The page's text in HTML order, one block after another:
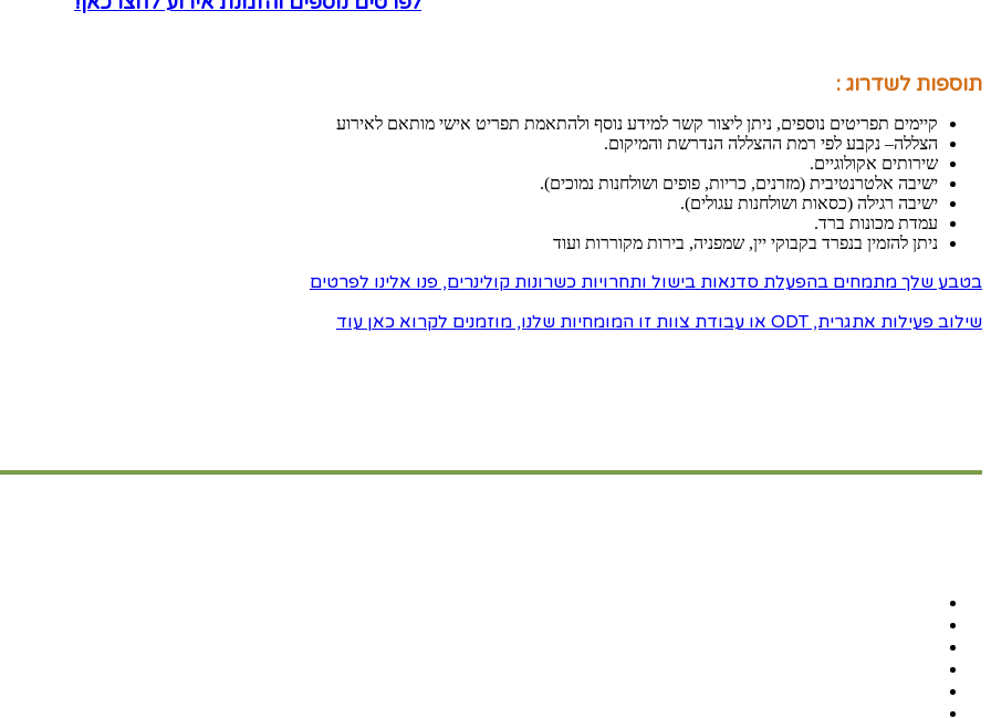
תוספות לשדרוג :
קיימים תפריטים נוספים, ניתן ליצור קשר למידע נוסף ולהתאמת תפריט אישי מותאם לאירוע
​​הצללה– נקבע לפי רמת ההצללה הנדרשת והמיקום.
שירותים אקולוגיים.
ישיבה אלטרנטיבית (מזרנים, כריות, פופים ושולחנות נמוכים).
ישיבה רגילה (כסאות ושולחנות עגולים).
עמדת מכונות ברד.
ניתן להזמין בנפרד בקבוקי יין, שמפניה, בירות מקוררות ועוד
בטבע שלך מתמחים בהפעלת סדנאות בישול ותחרויות כשרונות קולינרים, פנו אלינו לפרטים
שילוב פעילות אתגרית, ODT או עבודת צוות זו המומחיות שלנו,
מוזמנים לקרוא כאן עוד